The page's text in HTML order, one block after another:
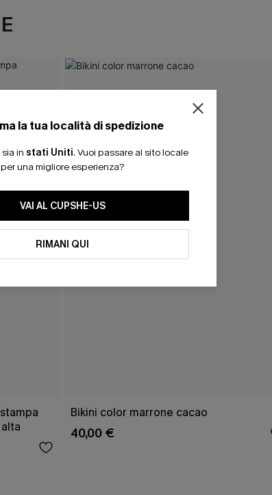
Bikini color marrone cacao
40,00 €
la tua località di spedizione
in stati Uniti. Vuoi passare al sito locale
per una migliore esperienza?
VAI AL CUPSHE-US
RIMANI QUI